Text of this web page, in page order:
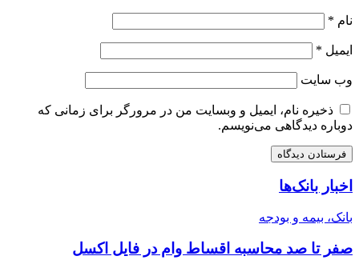
نام *
ایمیل *
وب‌ سایت
ذخیره نام، ایمیل و وبسایت من در مرورگر برای زمانی که
دوباره دیدگاهی می‌نویسم.
اخبار بانک‌ها
بانک، بیمه و بودجه
صفر تا صد محاسبه اقساط وام در فایل اکسل